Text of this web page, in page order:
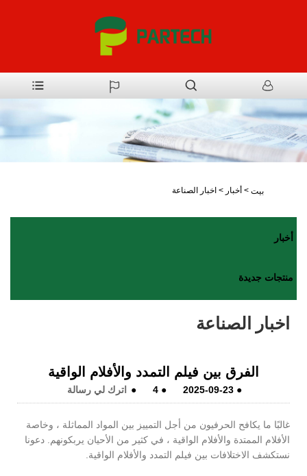
بيت > أخبار > اخبار الصناعة
أخبار
منتجات جديدة
اخبار الصناعة
الفرق بين فيلم التمدد والأفلام الواقية
●
2025-09-23
●
4
● اترك لي رسالة
غالبًا ما يكافح الحرفيون من أجل التمييز بين المواد المماثلة ، وخاصة
الأفلام الممتدة والأفلام الواقية ، في كثير من الأحيان يربكونهم. دعونا
نستكشف الاختلافات بين فيلم التمدد والأفلام الواقية.